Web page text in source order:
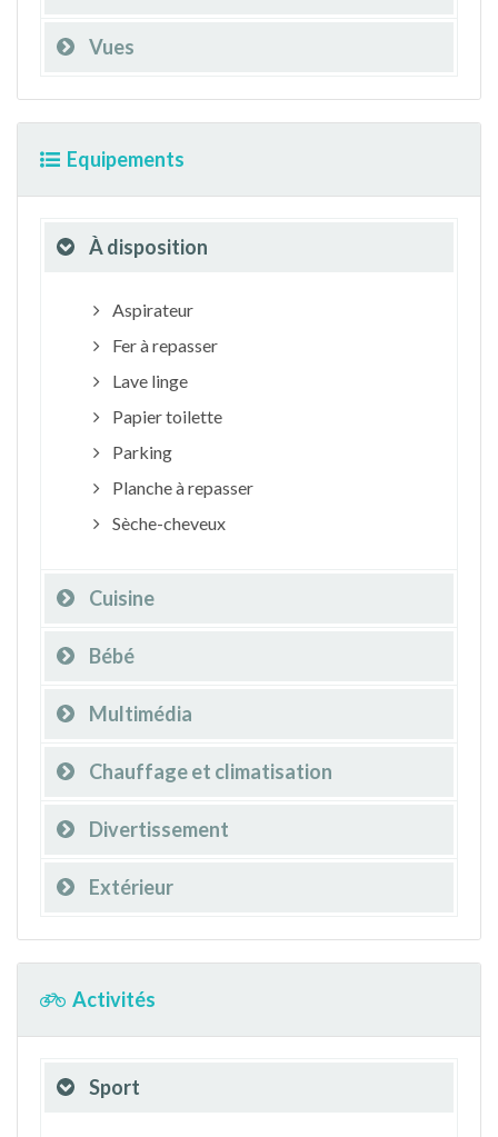
Vues
Equipements
À disposition
Aspirateur
Fer à repasser
Lave linge
Papier toilette
Parking
Planche à repasser
Sèche-cheveux
Cuisine
Bébé
Multimédia
Chauffage et climatisation
Divertissement
Extérieur
Activités
Sport